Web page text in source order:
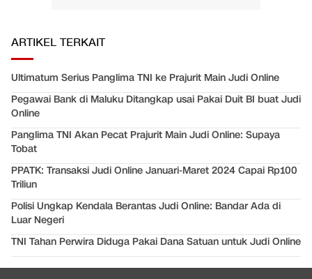
ARTIKEL TERKAIT
Ultimatum Serius Panglima TNI ke Prajurit Main Judi Online
Pegawai Bank di Maluku Ditangkap usai Pakai Duit BI buat Judi
Online
Panglima TNI Akan Pecat Prajurit Main Judi Online: Supaya
Tobat
PPATK: Transaksi Judi Online Januari-Maret 2024 Capai Rp100
Triliun
Polisi Ungkap Kendala Berantas Judi Online: Bandar Ada di
Luar Negeri
TNI Tahan Perwira Diduga Pakai Dana Satuan untuk Judi Online